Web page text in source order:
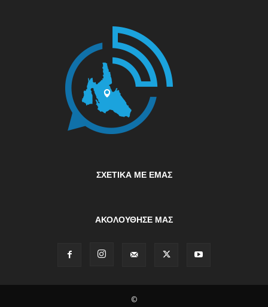
ΣΧΕΤΙΚΆ ΜΕ ΕΜΆΣ
ΑΚΟΛΟΥΘΗΣΕ ΜΑΣ
©